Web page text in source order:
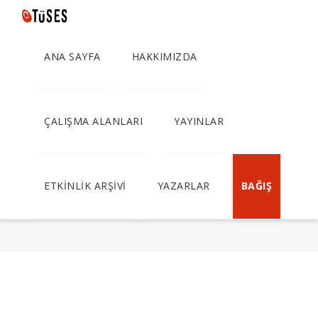
ANA SAYFA HAKKIMIZDA
ÇALIŞMA ALANLARI YAYINLAR
ETKİNLİK ARŞİVİ YAZARLAR BAĞIŞ
“Gençlere göre, siyaset
24.02.2009)